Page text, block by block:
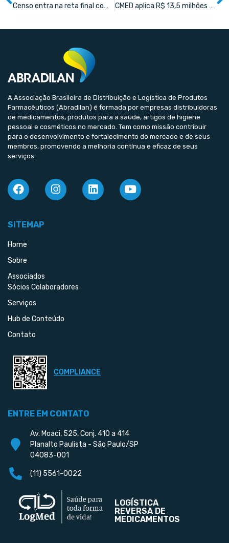
Censo entra na reta final com 79% de adesão da indústria farmacêutica; prazo termina dia 31 de março CMED aplica R$ 13,5 milhões em multas a distribuidoras por oferta de medicamentos acima do teto
A Associação Brasileira de Distribuição e Logística de Produtos
Farmacêuticos (Abradilan) é formada por empresas distribuidoras
de medicamentos, produtos para a saúde, artigos de higiene
pessoal e cosméticos no mercado. Tem como missão contribuir
para o desenvolvimento e fortalecimento do mercado e de seus
membros, promovendo a melhoria contínua e eficaz de seus
serviços.
SITEMAP
Home
Sobre
Associados
Sócios Colaboradores
Serviços
Hub de Conteúdo
Contato
COMPLIANCE
ENTRE EM CONTATO
Av. Moaci, 525, Conj. 410 a 414
Planalto Paulista - São Paulo/SP
04083-001
(11) 5561-0022
LOGÍSTICA
REVERSA DE
MEDICAMENTOS